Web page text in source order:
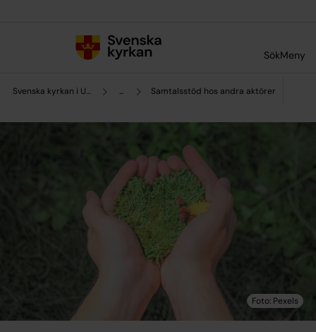
SökMeny
Svenska kyrkan i Uddevalla ... Samtalsstöd hos andra aktörer